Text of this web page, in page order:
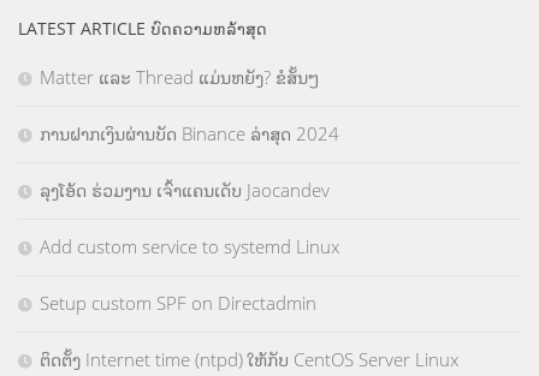
LATEST ARTICLE ບົດຄວາມຫລ້າສຸດ
Matter ແລະ Thread ແມ່ນຫຍັງ? ຂໍສັ້ນໆ
ການຝາກເງິນຜ່ານບັດ Binance ລ່າສຸດ 2024
ລຸງໂອ້ດ ຮ່ວມງານ ເຈົ້າແຄນເດັບ Jaocandev
Add custom service to systemd Linux
Setup custom SPF on Directadmin
ຕິດຕັ້ງ Internet time (ntpd) ໃຫ້ກັບ CentOS Server Linux